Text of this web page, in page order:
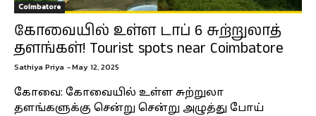
Coimbatore
கோவையில் உள்ள டாப் 6 சுற்றுலாத்
தளங்கள்! Tourist spots near Coimbatore
Sathiya Priya -May 12, 2025
கோவை: கோவையில் உள்ள சுற்றுலா
தளங்களுக்கு சென்று சென்று அழுத்து போய்